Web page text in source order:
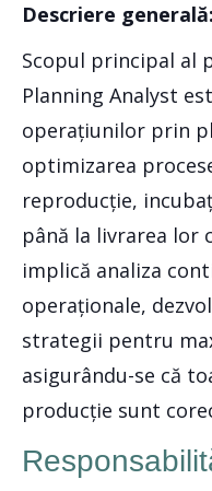
Descriere generală:
Scopul principal al
Planning Analyst
operațiunilor prin
optimizarea
reproducție,
până la livrarea lor
implică analiza
operaționale,
strategii pentru
asigurându-se că
producție sunt